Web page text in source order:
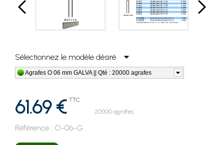
Sélectionnez le modèle désiré
Agrafes O 06 mm GALVA || Qté : 20000 agrafes
61.69 € TTC
20000 agrafes
Référence : O-06-G